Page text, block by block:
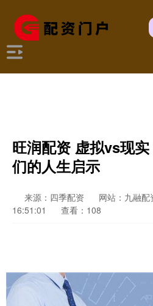
旺润配资 虚拟vs现
们的人生启示
来源：四季配资 网站：九融配
16:51:01
查看：108